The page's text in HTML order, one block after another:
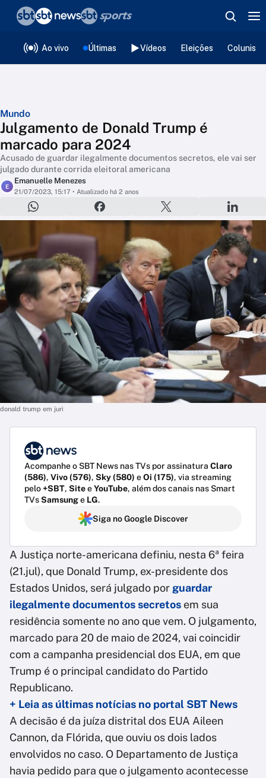
Ao vivo Últimas Vídeos Eleições
Mundo
Julgamento de Donald Trump é
marcado para 2024
Acusado de guardar ilegalmente documentos secretos, ele vai ser
julgado durante corrida eleitoral americana
E
Emanuelle Menezes
21/07/2023, 15:17 • Atualizado há 2 anos
donald trump em juri
Acompanhe o SBT News nas TVs por assinatura Claro
(586), Vivo (576), Sky (580) eOi (175), via streaming
pelo+SBT, SiteeYouTube, além dos canais nas Smart
TVsSamsunge LG.
Siga no Google Discover
A Justiça norte-americana definiu, nesta 6ª feira
(21.jul), que Donald Trump, ex-presidente dos
Estados Unidos, será julgado por guardar
ilegalmente documentos secretos em sua
residência somente no ano que vem. O julgamento,
marcado para 20 de maio de 2024, vai coincidir
com a campanha presidencial dos EUA, em que
Trump é o principal candidato do Partido
Republicano.
+ Leia as últimas notícias no portal SBT News
A decisão é da juíza distrital dos EUA Aileen
Cannon, da Flórida, que ouviu os dois lados
envolvidos no caso. O Departamento de Justiça
havia pedido para que o julgamento acontecesse
❮voltar
Editorias